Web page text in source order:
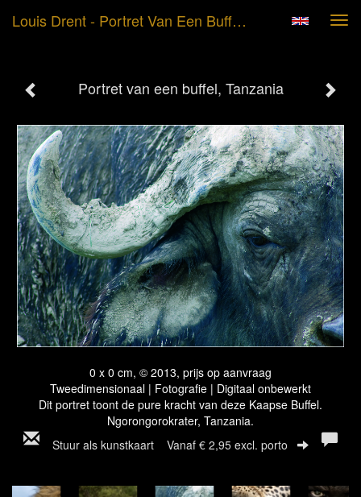
Louis Drent - Portret Van Een Buffel, Tanzania
Portret van een buffel, Tanzania
0 x 0 cm, © 2013, prijs op aanvraag
Tweedimensionaal | Fotografie | Digitaal onbewerkt
Dit portret toont de pure kracht van deze Kaapse Buffel.
Ngorongorokrater, Tanzania.
Stuur als kunstkaart Vanaf € 2,95 excl. porto